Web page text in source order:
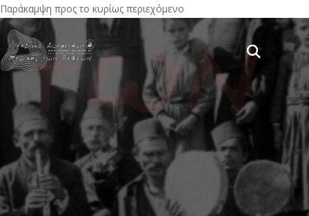
Παράκαμψη προς το κυρίως περιεχόμενο